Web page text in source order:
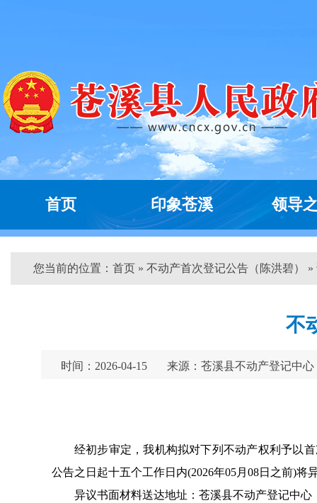
首页 印象苍溪 领导
您当前的位置： 首页 » 不动产首次登记公告（陈洪碧） »
不
时间：2026-04-15 来源：苍溪县不动产登记中心
经初步审定，我机构拟对下列不动产权利予以
公告之日起十五个工作日内(2026年05月08日之前)
异议书面材料送达地址：苍溪县不动产登记中